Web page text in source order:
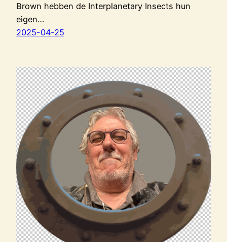
Brown hebben de Interplanetary Insects hun
eigen…
2025-04-25